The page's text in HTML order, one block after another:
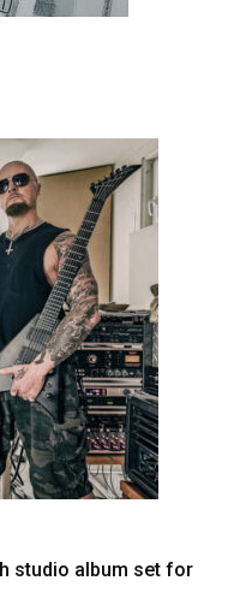
studio album set for